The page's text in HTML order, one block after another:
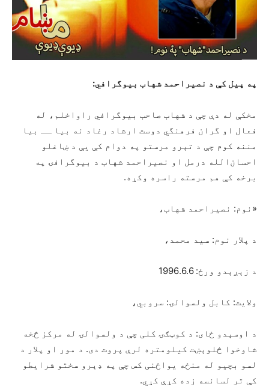
په پیل کې د نصیراحمد شهاب بیوگرافي:
مخکې له دې چې د شهاب صاحب بیوگرافي راواخلم، له
فعال او گران فرهنگي دوست ارشاد رغاد نه بیا ــ بیا
مننه کوم چې د تېرو مرستو په دوام کې یې د ښاغلو
احسان‌الله درمل او نصیراحمد شهاب د بیوگرافۍ په
برخه کې هم مرسته راسره وکړه.
«نوم: نصیراحمد شهاب،
د پلار نوم: سید محمد،
د زېږېدو ورځ: 1996.6.6
ولایت: کابل ولسوالۍ: سروبي،
د اوسېدو ځای: د کوټګۍ کلی چې د ولسوالۍ له مرکز څخه
شاوخوا څلوېښت کیلومتره لرې پروت دی. د مور او پلار د
لسو بچیو له منځه یواځنی کس چې په ډېرو سختو شرایطو
کې تر لسانسه زده کړې کړي.